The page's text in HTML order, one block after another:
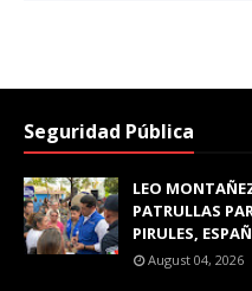
Seguridad Pública
LEO
PATRULLAS
PIRULES,
August 04, 2026